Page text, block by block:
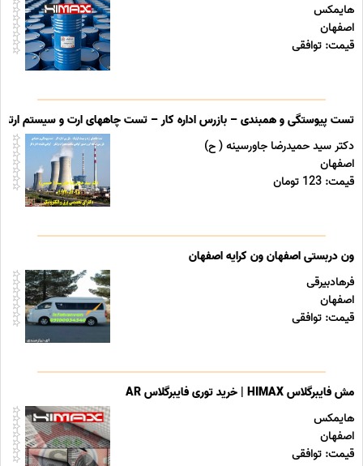
هایمکس
اصفهان
قیمت: توافقی
تست پیوستگی و همبندی – بازرس اداره کار – تست چاههای ارت و سیستم
دکتر سید حمیدرضا جاورسینه ( ح)
اصفهان
قیمت: 123 تومان
ون دربستی اصفهان ون کرایه اصفهان
فرهادبیرقی
اصفهان
قیمت: توافقی
مش فایبرگلاس HIMAX | خرید توری فایبرگلاس AR
هایمکس
اصفهان
قیمت: توافقی